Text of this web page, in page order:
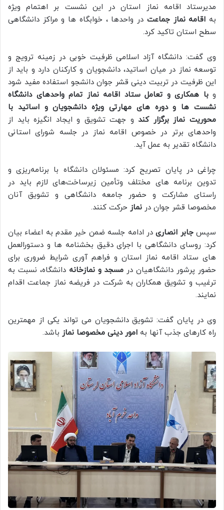
مدیرستاد اقامه نماز استان در این نشست بر اهتمام ویژه
به اقامه نماز جماعت در واحدها ، خوابگاه ها و مراکز دانشگاهی
سطح استان تاکید کرد.
وی گفت: دانشگاه آزاد اسلامی ظرفیت خوبی در زمینه ترویج و
توسعه نماز در میان اساتید، دانشجویان و کارکنان دارد و باید از
این ظرفیت در تربیت دینی قشر جوان دانشجو استفاده مفید شود
وبا همکاری و تعامل ستاد اقامه نماز تمام واحدهای دانشگاه
نشست ها و دوره های مهارتی ویژه دانشجویان و اساتید با
محوریت نماز برگزار کند و جهت تشویق و ایجاد انگیزه باید از
واحدهای برتر در خصوص اقامه نماز در جلسه شورای استانی
دانشگاه تقدیر به عمل آید.
چراغی در پایان تصریح کرد: مسئولان دانشگاه با برنامه‌ریزی و
تدوین برنامه های مختلف وتأمین زیرساخت‌های لازم باید در
راستای مشارکت و حضور جامعه دانشگاهی و تشویق آنان
مخصوصا قشر جوان در نماز حرکت کنند.
سپسجابر انصاریدر ادامه جلسه ضمن خیر مقدم به اعضاء بیان
کرد: روسای دانشگاهی با اجرای دقیق بخشنامه ها و دستورالعمل
های ستاد اقامه نماز استان و فراهم آوری شرایط ضروری برای
حضور پرشور دانشگاهیان در مسجد و نمازخانه دانشگاه، نسبت به
ترغیب و تشویق همکاران به شرکت در فریضه نماز جماعت اقدام
نمایند.
وی در پایان گفت: تشویق دانشجویان می تواند یکی از مهمترین
راه کارهای جذب آنها به امور دینی مخصوصا نماز باشد.